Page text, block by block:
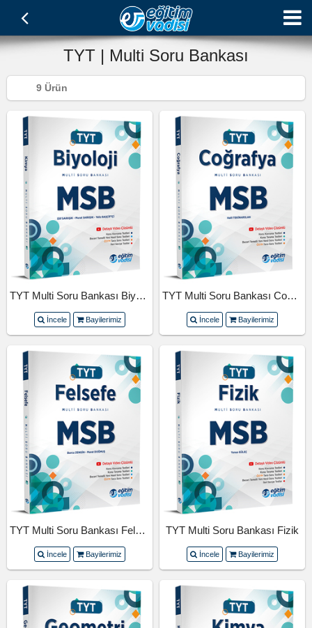
TYT | Multi Soru Bankası
9 Ürün
TYT Multi Soru Bankası Biyoloji
İncele Bayilerimiz
TYT Multi Soru Bankası Coğrafya
İncele Bayilerimiz
TYT Multi Soru Bankası Felsefe
İncele Bayilerimiz
TYT Multi Soru Bankası Fizik
İncele Bayilerimiz